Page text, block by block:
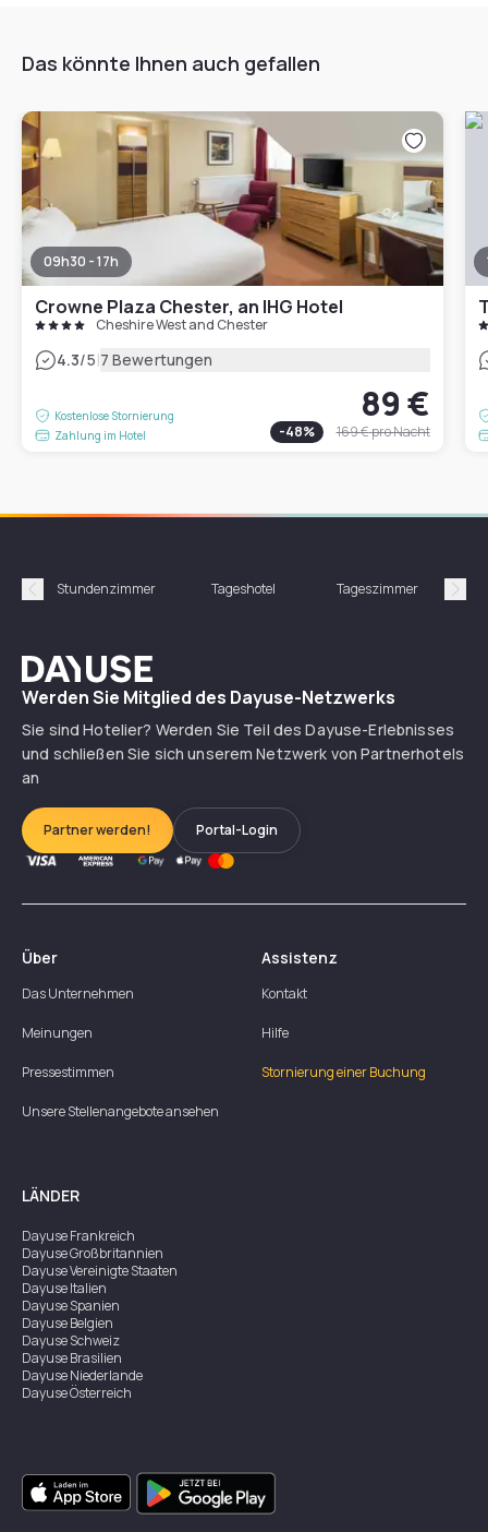
Das könnte Ihnen auch gefallen
09h30 - 17h
Crowne Plaza Chester, an IHG Hotel
Cheshire West and Chester
4.3/5|7 Bewertungen
Kostenlose Stornierung
Zahlung im Hotel
89 €
-48% 169 €pro Nacht
Précédent
Stundenzimmer Tageshotel Tageszimmer
Dayuse
Werden Sie Mitglied des Dayuse-Netzwerks
Sie sind Hotelier? Werden Sie Teil des Dayuse-Erlebnisses
und schließen Sie sich unserem Netzwerk von Partnerhotels
an
Partner werden! Portal-Login
Über
Das Unternehmen
Meinungen
Pressestimmen
Unsere Stellenangebote ansehen
Assistenz
Kontakt
Hilfe
Stornierung einer Buchung
LÄNDER
DayuseFrankreich
DayuseGroßbritannien
DayuseVereinigte Staaten
DayuseItalien
DayuseSpanien
DayuseBelgien
DayuseSchweiz
DayuseBrasilien
DayuseNiederlande
DayuseÖsterreich
DayuseSingapur
DayuseZweden
DayuseThailand